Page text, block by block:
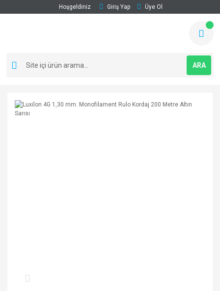
Hoşgeldiniz Giriş Yap Üye Ol
ARA